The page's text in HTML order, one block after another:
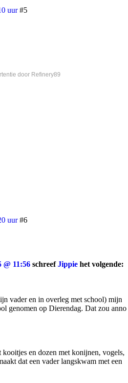
uur #5
door Refinery89
uur #6
@ 11:56 schreefJippie het volgende:
vader en in overleg met school) mijn
genomen op Dierendag. Dat zou anno
en dozen met konijnen, vogels,
dat een vader langskwam met een